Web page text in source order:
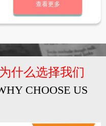
为什么选择我们
CHOOSE US
查看更多